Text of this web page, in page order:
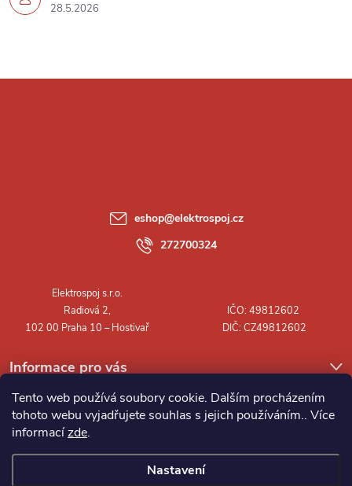
Tento web používá soubory cookie. Dalším procházením
tohoto webu vyjadřujete souhlas s jejich používáním.. Více
informacízde.
Nastavení
28.5.2026
Informace pro vás
eshop@elektrospoj.cz
272700324